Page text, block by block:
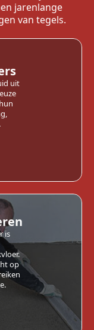
jarenlange
van tegels.
uit
is
op